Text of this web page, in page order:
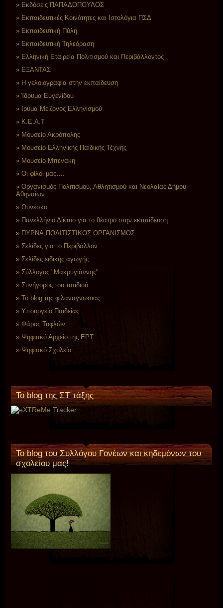
Εκδόσεις ΠΑΠΑΔΟΠΟΥΛΟΣ
Εκπαιδευτικές Κοινότητες και Ιστολόγια ΠΣΔ
Εκπαιδευτική Πύλη
Εκπαιδευτική Τηλεόραση
Ελληνική Εταιρεία Πολιτισμού και Περιβάλλοντος
ΕΞΑΝΤΑΣ
Η γελοιογραφία στην εκπαίδευση
Ίδρυμα Ευγενίδου
Ιρυμα Μείζονος Ελληνισμού
Κ.Ε.Α.Τ
Μουσείο Ακρόπολης
Μουσείο Ελληνικής Παιδικής Τέχνης
Μουσείο Μπενάκη
Οι φίλοι μας….
Οργανισμός Πολιτισμού, Αθλητισμού και Νεολαίας Δήμου
Αθηναίων
Ουνέσκο
Πανελλήνιο Δίκτυο για το θέατρο στην εκπαίδευση
ΠΥΡΝΑ,ΠΟΛΙΤΙΣΤΙΚΟΣ ΟΡΓΑΝΙΣΜΟΣ
Σελίδες για το Περιβάλλον
Σελίδες ειδικής αγωγής
Σύλλογος "Μακρυγιάννης"
Συνήγορος του παιδιού
Το blog της φιλαναγνωσιας
Υπουργείο Παιδείας
Φάρος Τυφλών
Ψηφιακό Αρχείο της ΕΡΤ
Ψηφιακό Σχολείο
To blog της ΣΤ΄τάξης
Το blog του Συλλόγου Γονέων και κηδεμόνων του
σχολείου μας!